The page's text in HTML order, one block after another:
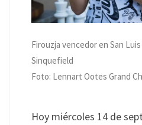
Firouzja vencedor en San
Sinquefield
Foto: Lennart Ootes Grand
Hoy miércoles 14 de